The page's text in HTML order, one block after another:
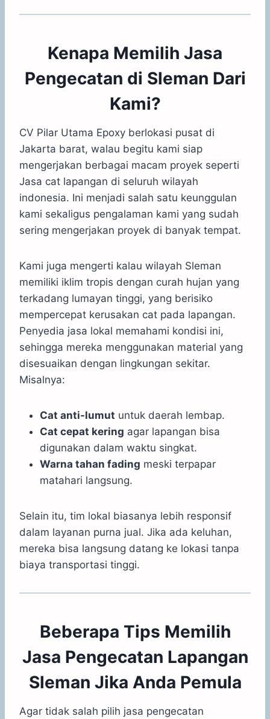
Kenapa Memilih Jasa
Pengecatan di Sleman Dari
Kami?
CV Pilar Utama Epoxy berlokasi pusat di
Jakarta barat, walau begitu kami siap
mengerjakan berbagai macam proyek seperti
Jasa cat lapangan di seluruh wilayah
indonesia. Ini menjadi salah satu keunggulan
kami sekaligus pengalaman kami yang sudah
sering mengerjakan proyek di banyak tempat.
Kami juga mengerti kalau wilayah Sleman
memiliki iklim tropis dengan curah hujan yang
terkadang lumayan tinggi, yang berisiko
mempercepat kerusakan cat pada lapangan.
Penyedia jasa lokal memahami kondisi ini,
sehingga mereka menggunakan material yang
disesuaikan dengan lingkungan sekitar.
Misalnya:
Cat anti-lumut untuk daerah lembap.
Cat cepat kering agar lapangan bisa
digunakan dalam waktu singkat.
Warna tahan fading meski terpapar
matahari langsung.
Selain itu, tim lokal biasanya lebih responsif
dalam layanan purna jual. Jika ada keluhan,
mereka bisa langsung datang ke lokasi tanpa
biaya transportasi tinggi.
Beberapa Tips Memilih
Jasa Pengecatan Lapangan
Sleman Jika Anda Pemula
Agar tidak salah pilih jasa pengecatan